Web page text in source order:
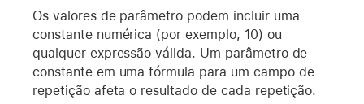
Os valores de parâmetro podem incluir uma
constante numérica (por exemplo, 10) ou
qualquer expressão válida. Um parâmetro de
constante em uma fórmula para um campo de
repetição afeta o resultado de cada repetição.